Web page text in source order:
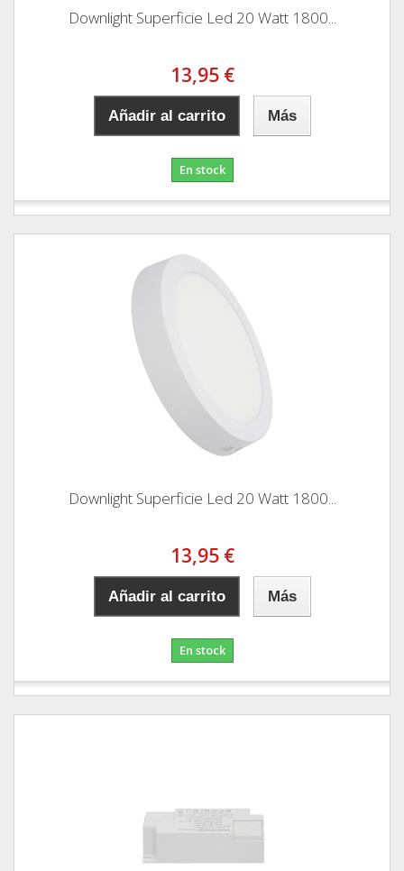
Downlight Superficie Led 20 Watt 1800...
13,95 €
Añadir al carrito Más
En stock
Downlight Superficie Led 20 Watt 1800...
13,95 €
Añadir al carrito Más
En stock